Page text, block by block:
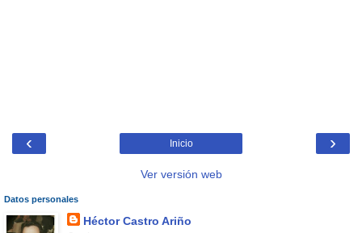
‹ ›
Inicio
Ver versión web
Datos personales
Héctor Castro Ariño